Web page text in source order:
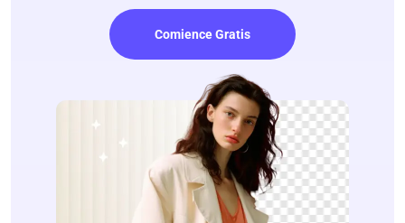
Comience Gratis